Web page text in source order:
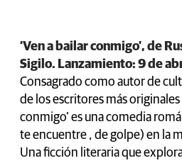
‘Ven a bailar conmigo’, de
Sigilo. Lanzamiento: 9 de
Consagrado como autor de
de los escritores más
conmigo’ es una comedia
te encuentre , de golpe) en la
Una ficción literaria que